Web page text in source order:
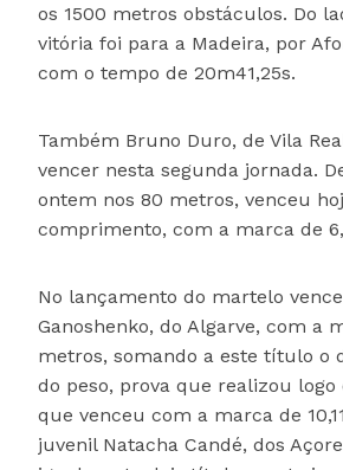
os 1500 metros obstáculos. Do
vitória foi para a Madeira, por
com o tempo de 20m41,25s.
Também Bruno Duro, de Vila
vencer nesta segunda jornada.
ontem nos 80 metros, venceu
comprimento, com a marca de
No lançamento do martelo
Ganoshenko, do Algarve, com a
metros, somando a este título o
do peso, prova que realizou logo
que venceu com a marca de
juvenil Natacha Candé, dos